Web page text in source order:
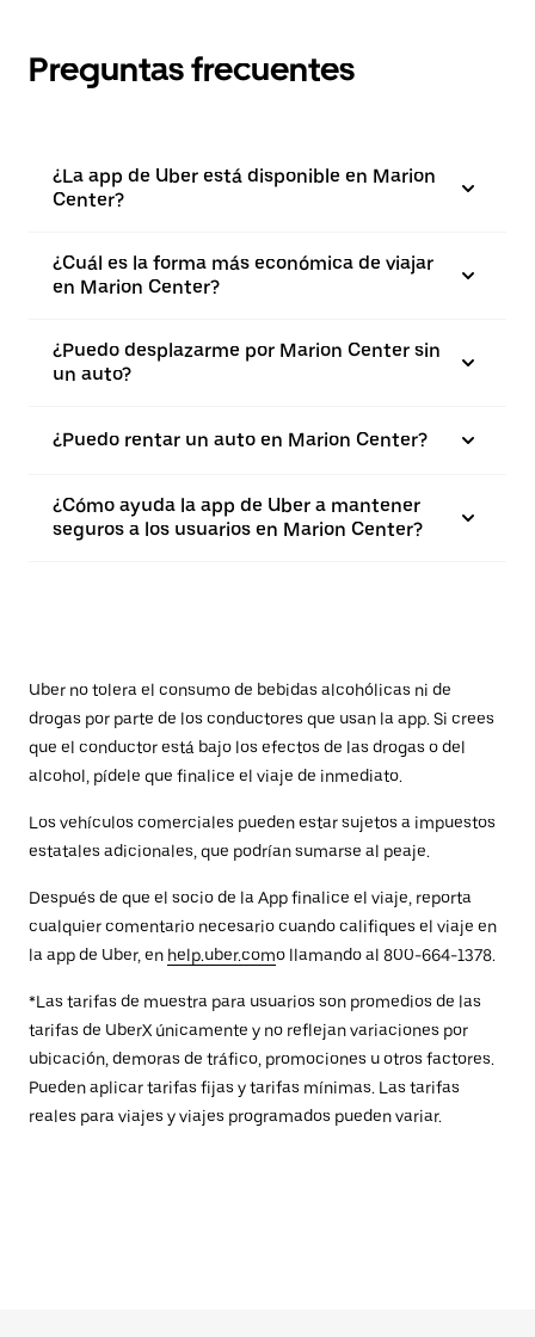
Preguntas frecuentes
¿La app de Uber está disponible en Marion
Center?
¿Cuál es la forma más económica de viajar
en Marion Center?
¿Puedo desplazarme por Marion Center sin
un auto?
¿Puedo rentar un auto en Marion Center?
¿Cómo ayuda la app de Uber a mantener
seguros a los usuarios en Marion Center?
Uber no tolera el consumo de bebidas alcohólicas ni de
drogas por parte de los conductores que usan la app. Si crees
que el conductor está bajo los efectos de las drogas o del
alcohol, pídele que finalice el viaje de inmediato.
Los vehículos comerciales pueden estar sujetos a impuestos
estatales adicionales, que podrían sumarse al peaje.
Después de que el socio de la App finalice el viaje, reporta
cualquier comentario necesario cuando califiques el viaje en
la app de Uber, en help.uber.como llamando al 800-664-1378.
*Las tarifas de muestra para usuarios son promedios de las
tarifas de UberX únicamente y no reflejan variaciones por
ubicación, demoras de tráfico, promociones u otros factores.
Pueden aplicar tarifas fijas y tarifas mínimas. Las tarifas
reales para viajes y viajes programados pueden variar.